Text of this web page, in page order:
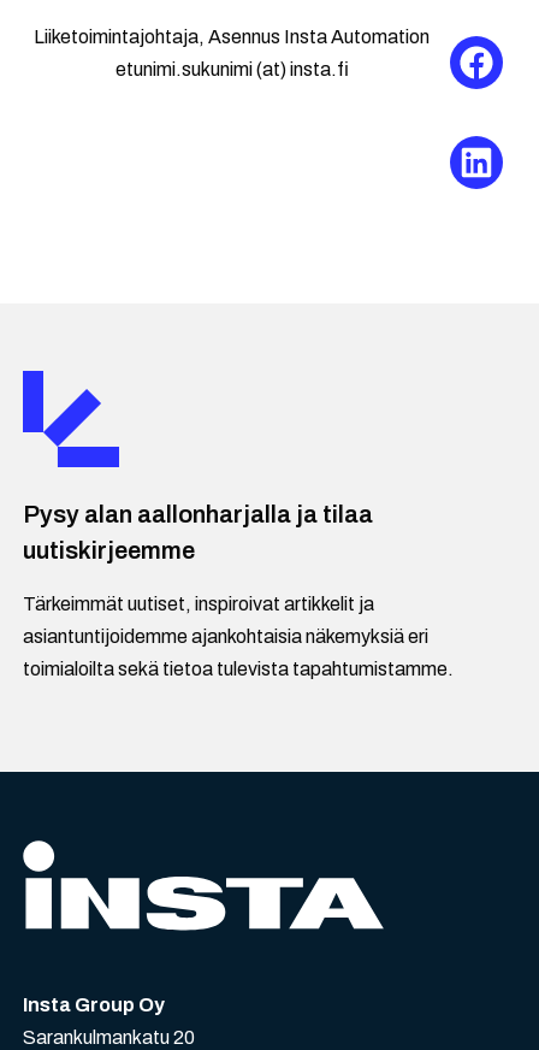
Liiketoimintajohtaja, Asennus Insta Automation
etunimi.sukunimi (at) insta.fi
Pysy alan aallonharjalla ja tilaa
uutiskirjeemme
Tärkeimmät uutiset, inspiroivat artikkelit ja
asiantuntijoidemme ajankohtaisia näkemyksiä eri
toimialoilta sekä tietoa tulevista tapahtumistamme.
Insta Group Oy
Sarankulmankatu 20